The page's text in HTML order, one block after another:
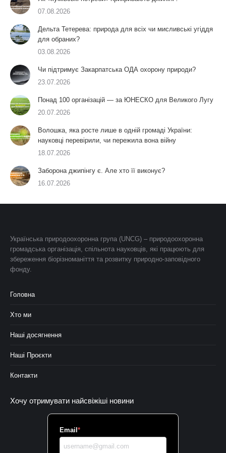
07.08.2026
Дельта Тетерева: природа для всіх чи мисливські угіддя
для обраних?
03.08.2026
Чи підтримує Закарпатська ОДА охорону природи?
23.07.2026
Понад 100 організацій — за ЮНЕСКО для Великого Лугу
20.07.2026
Волошка, яка росте лише в одній громаді України:
науковці перевірили, чи пережила вона війну
18.07.2026
Заборона джипінгу є. Але хто її виконує?
16.07.2026
Українська природоохоронна група (UNCG) – природоохоронна
громадська організація, спільнота науковців, які працюють для
збереження біорізноманіття та розвитку природно-заповідного
фонду.
Головна
Хто ми
Наші досягнення
Наші Проєкти
Контакти
Хочу отримувати найсвіжіші новини
Email *